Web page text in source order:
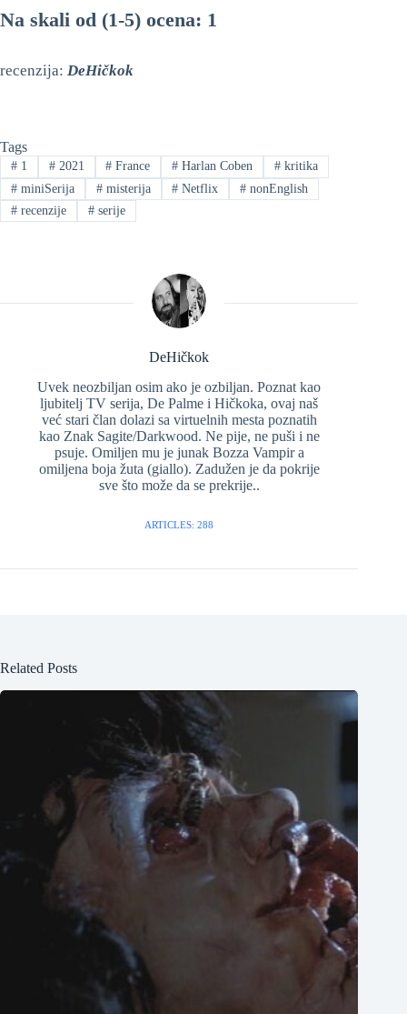
Na skali od (1-5) ocena: 1
recenzija: DeHičkok
Tags
#1 #2021 # France # Harlan Coben # kritika
#miniSerija #misterija # Netflix # nonEnglish
#recenzije #serije
DeHičkok
Uvek neozbiljan osim ako je ozbiljan. Poznat kao
ljubitelj TV serija, De Palme i Hičkoka, ovaj naš
već stari član dolazi sa virtuelnih mesta poznatih
kao Znak Sagite/Darkwood. Ne pije, ne puši i ne
psuje. Omiljen mu je junak Bozza Vampir a
omiljena boja žuta (giallo). Zadužen je da pokrije
sve što može da se prekrije..
ARTICLES: 288
Related Posts